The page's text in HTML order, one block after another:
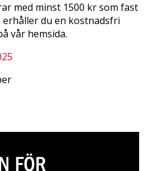
med minst 1500 kr som fast
du en kostnadsfri
vår hemsida.